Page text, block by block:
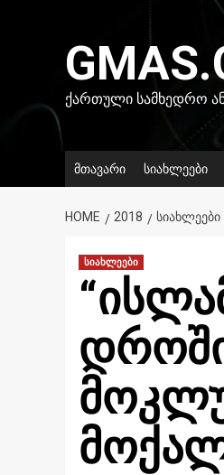
ᲥᲐᲠᲗᲣᲚᲘ ᲡᲐᲛᲮᲔᲓᲠᲝ
მთავარი სიახლეები
HOME 2018 ᲡᲘᲐᲮᲚᲔᲔᲑᲘ
სიახლეები